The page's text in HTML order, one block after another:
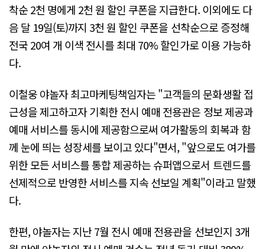
착순 2천 명에게 2천 원 할인 쿠폰을 지급한다. 이외에도 다
음 달 19일(토)까지 3천 원 할인 쿠폰을 선착순으로 증정해
전국 20여 개 이색 전시를 최대 70% 할인가로 이용 가능하
다.
이철웅 야놀자 최고마케팅책임자는 "고객들의 문화생활 접
근성을 제고하고자 기획한 전시 예매 전용관은 정보 제공과
예매 서비스를 동시에 제공함으로써 여가활동의 회복과 함
께 눈에 띄는 성장세를 보이고 있다"면서, "앞으로도 여가를
위한 모든 서비스를 통합 제공하는 슈퍼앱으로서 트렌드를
선제적으로 반영한 서비스를 지속 선보일 계획"이라고 말했
다.
한편, 야놀자는 지난 7월 전시 예매 전용관을 선보인지 3개